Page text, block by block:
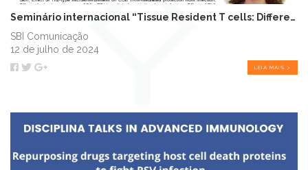
Seminário internacional “Tissue Resident T cells: Differentiation and Defense"
SBI Comunicação
12 de julho de 2024
LEIA MAIS >